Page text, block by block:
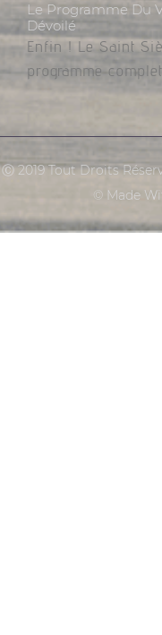
Le Programme Du
Dévoilé
Enfin ! Le Saint
programme
Ⓒ 2019 Tout Droits
© Made